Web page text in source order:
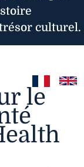
culturel.
le